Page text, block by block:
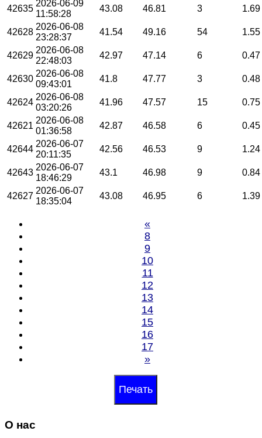
42635
2026-06-09
11:58:28
43.08 46.81 3 1.69
42628
2026-06-08
23:28:37
41.54 49.16 54 1.55
42629
2026-06-08
22:48:03
42.97 47.14 6 0.47
42630
2026-06-08
09:43:01
41.8 47.77 3 0.48
42624
2026-06-08
03:20:26
41.96 47.57 15 0.75
42621
2026-06-08
01:36:58
42.87 46.58 6 0.45
42644
2026-06-07
20:11:35
42.56 46.53 9 1.24
42643
2026-06-07
18:46:29
43.1 46.98 9 0.84
42627
2026-06-07
18:35:04
43.08 46.95 6 1.39
«
8
9
10
11
12
13
14
15
16
17
»
Печать
О нас